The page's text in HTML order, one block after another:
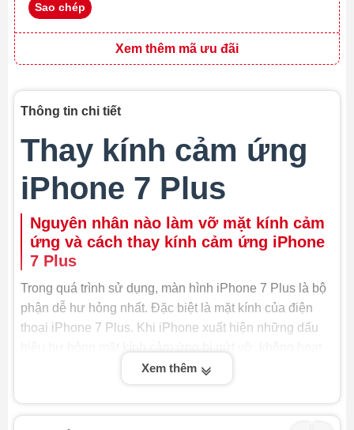
Sao chép
Xem thêm mã ưu đãi
Thông tin chi tiết
Thay kính cảm ứng
iPhone 7 Plus
Nguyên nhân nào làm vỡ mặt kính cảm
ứng và cách thay kính cảm ứng iPhone
7 Plus
Trong quá trình sử dụng, màn hình iPhone 7 Plus là bộ
phận dễ hư hỏng nhất. Đặc biệt là mặt kính của điện
thoại iPhone 7 Plus. Khi iPhone xuất hiện những dấu
động, bạn nên mang điện thoại của mình đến trung tâm
sửa chữa điện thoại uy tín để thay mặt kính cảm ứng,
tránh ảnh hưởng đến các bộ phận khác của máy và
đảm bảo được tính thẩm mỹ. Một số trường hợp bạn
Xem thêm